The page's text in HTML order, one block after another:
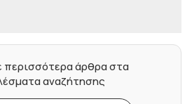
περισσότερα άρθρα στα
αναζήτησης